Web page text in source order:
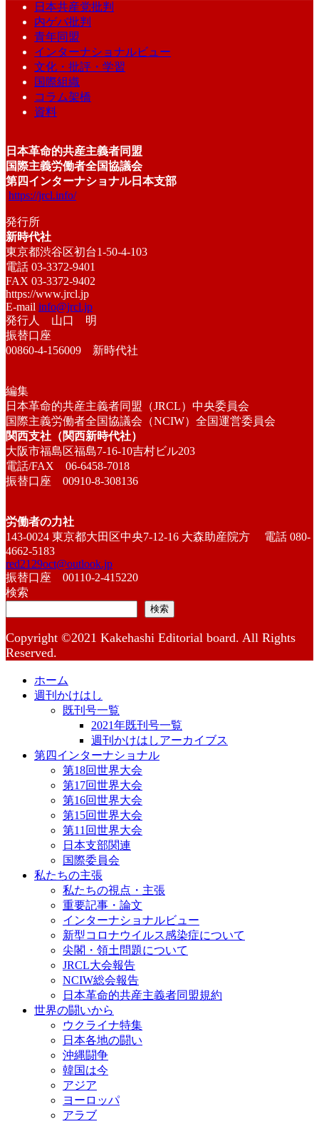
日本共産党批判
内ゲバ批判
青年同盟
インターナショナルビュー
文化・批評・学習
国際組織
コラム架橋
資料
日本革命的共産主義者同盟
国際主義労働者全国協議会
第四インターナショナル日本支部
https://jrcl.info/
発行所
新時代社
東京都渋谷区初台1-50-4-103
電話 03-3372-9401
FAX 03-3372-9402
https://www.jrcl.jp
E-mail info@jrcl.jp
発行人 山口 明
振替口座
00860-4-156009 新時代社
編集
日本革命的共産主義者同盟（JRCL）中央委員会
国際主義労働者全国協議会（NCIW）全国運営委員会
関西支社（関西新時代社）
大阪市福島区福島7-16-10吉村ビル203
電話/FAX 06-6458-7018
振替口座 00910-8-308136
労働者の力社
143-0024 東京都大田区中央7-12-16 大森助産院方 電話 080-
4662-5183
red2129oct@outlook.jp
振替口座 00110-2-415220
検索
検索
Copyright ©2021 Kakehashi Editorial board. All Rights
Reserved.
ホーム
週刊かけはし
既刊号一覧
2021年既刊号一覧
週刊かけはしアーカイブス
第四インターナショナル
第18回世界大会
第17回世界大会
第16回世界大会
第15回世界大会
第11回世界大会
日本支部関連
国際委員会
私たちの主張
私たちの視点・主張
重要記事・論文
インターナショナルビュー
新型コロナウイルス感染症について
尖閣・領土問題について
JRCL大会報告
NCIW総会報告
日本革命的共産主義者同盟規約
世界の闘いから
ウクライナ特集
日本各地の闘い
沖縄闘争
韓国は今
アジア
ヨーロッパ
アラブ